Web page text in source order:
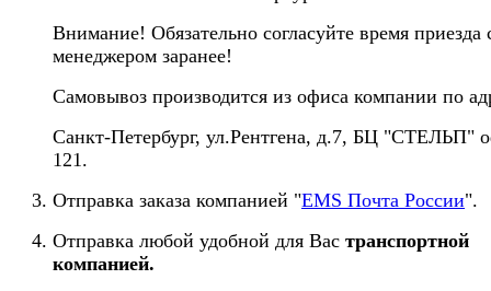
Внимание! Обязательно согласуйте время приезда
менеджером заранее!
Самовывоз производится из офиса компании по
Санкт-Петербург, ул.Рентгена, д.7, БЦ "СТЕЛЬП"
121.
Отправка заказа компанией "EMS Почта России".
Отправка любой удобной для Вас транспортной
компанией.